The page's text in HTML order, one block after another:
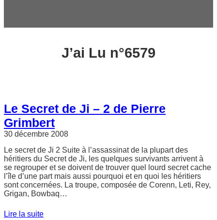
J’ai Lu n°6579
Le Secret de Ji – 2 de Pierre
Grimbert
30 décembre 2008
Le secret de Ji 2 Suite à l’assassinat de la plupart des
héritiers du Secret de Ji, les quelques survivants arrivent à
se regrouper et se doivent de trouver quel lourd secret cache
l’île d’une part mais aussi pourquoi et en quoi les héritiers
sont concernées. La troupe, composée de Corenn, Leti, Rey,
Grigan, Bowbaq…
Lire la suite